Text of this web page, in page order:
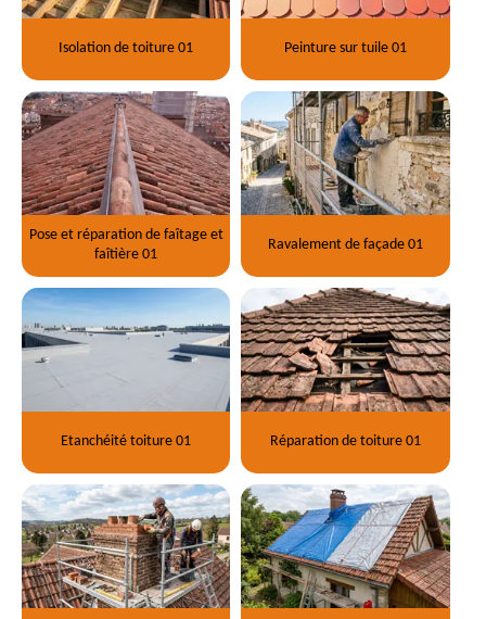
Isolation de toiture 01 Peinture sur tuile 01
Pose et réparation de faîtage et
faîtière 01
Ravalement de façade 01
Etanchéité toiture 01 Réparation de toiture 01